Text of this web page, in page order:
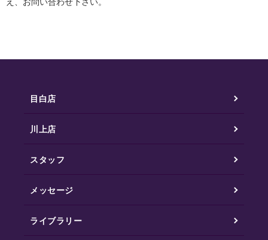
目白店
川上店
スタッフ
メッセージ
ライブラリー